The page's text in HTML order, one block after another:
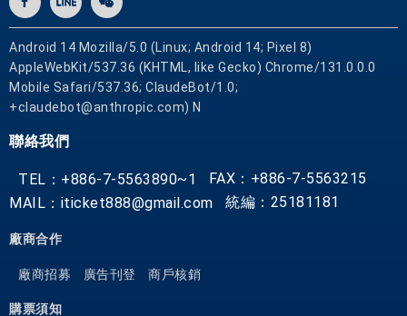
熟
度
，
帶
尊
您
一
Android 14 Mozilla/5.0 (Linux; Android 14; Pixel 8)
AppleWebKit/537.36 (KHTML, like Gecko) Chrome/131.0.0.0
Mobile Safari/537.36; ClaudeBot/1.0;
+claudebot@anthropic.com) N
聯絡我們
TEL：+886-7-5563890~1
FAX：+886-7-5563215
MAIL：iticket888@gmail.com
統編：25181181
廠商合作
廠商招募 廣告刊登 商戶核銷
購票須知